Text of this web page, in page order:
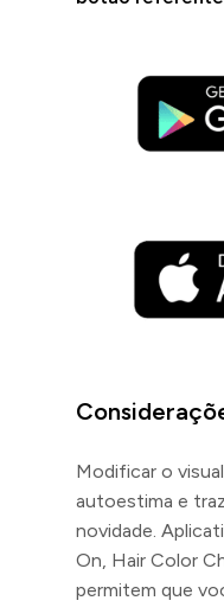
Modificar o
autoestima e
novidade.
On, Hair Color
permitem que